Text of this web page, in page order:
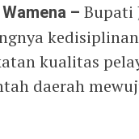
– Bupati
kualitas
daerah